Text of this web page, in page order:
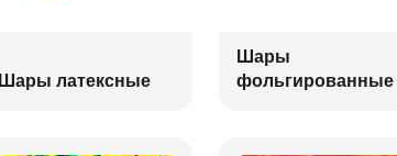
Шары латексные
Шары
фольгированные